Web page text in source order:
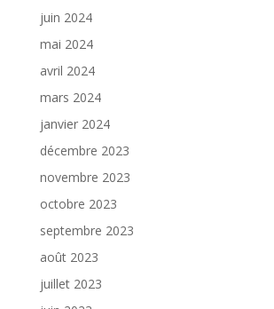
juin 2024
mai 2024
avril 2024
mars 2024
janvier 2024
décembre 2023
novembre 2023
octobre 2023
septembre 2023
août 2023
juillet 2023